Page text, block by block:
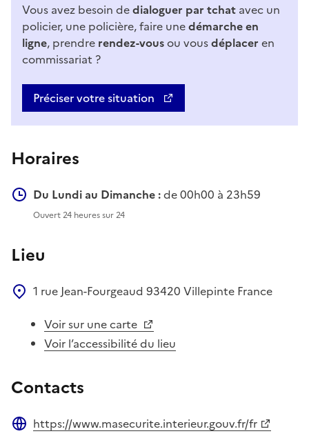
Vous avez besoin dedialoguer par tchat avec un
policier, une policière, faire unedémarche en
ligne, prendre rendez-vousou vousdéplacer en
commissariat ?
Préciser votre situation
Horaires
Du Lundi au Dimanche :de 00h00 à 23h59
Ouvert 24 heures sur 24
Lieu
1 rue Jean-Fourgeaud 93420 Villepinte France
Voir sur une carte
Voir l’accessibilité du lieu
Contacts
https://www.masecurite.interieur.gouv.fr/fr